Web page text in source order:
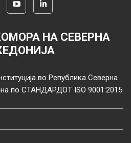
НА СЕВЕРНА
во Република Северна
по СТАНДАРДОТ ISO 9001:2015